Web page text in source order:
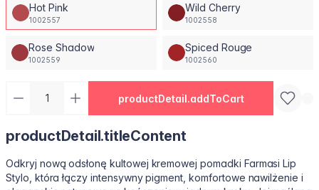
Hot Pink
1002557
Wild Cherry
1002558
Rose Shadow
1002559
Spiced Rouge
1002560
productDetail.addToCart
productDetail.titleContent
Odkryj nową odsłonę kultowej kremowej pomadki Farmasi Lip
Stylo, która łączy intensywny pigment, komfortowe nawilżenie i